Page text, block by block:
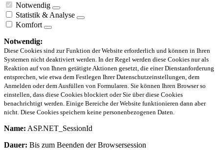
Notwendig
Statistik & Analyse
Komfort
Notwendig:
Diese Cookies sind zur Funktion der Website erforderlich und können in Ihren
Systemen nicht deaktiviert werden. In der Regel werden diese Cookies nur als
Reaktion auf von Ihnen getätigte Aktionen gesetzt, die einer Dienstanforderung
entsprechen, wie etwa dem Festlegen Ihrer Datenschutzeinstellungen, dem
Anmelden oder dem Ausfüllen von Formularen. Sie können Ihren Browser so
einstellen, dass diese Cookies blockiert oder Sie über diese Cookies
benachrichtigt werden. Einige Bereiche der Website funktionieren dann aber
nicht. Diese Cookies speichern keine personenbezogenen Daten.
Name: ASP.NET_SessionId
Dauer: Bis zum Beenden der Browsersession